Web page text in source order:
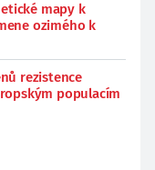
mapy k
ozimého k
rezistence
populacím